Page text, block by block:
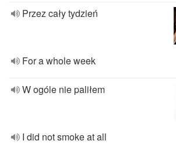
Przez cały tydzień
For a whole week
W ogóle nie paliłem
I did not smoke at all